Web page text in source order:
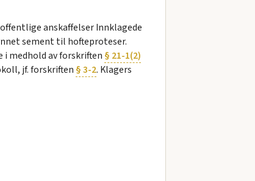
anskaffelser Innklagede
sement til hofteproteser.
medhold av forskriften § 21-1(2)
jf. forskriften § 3-2. Klagers